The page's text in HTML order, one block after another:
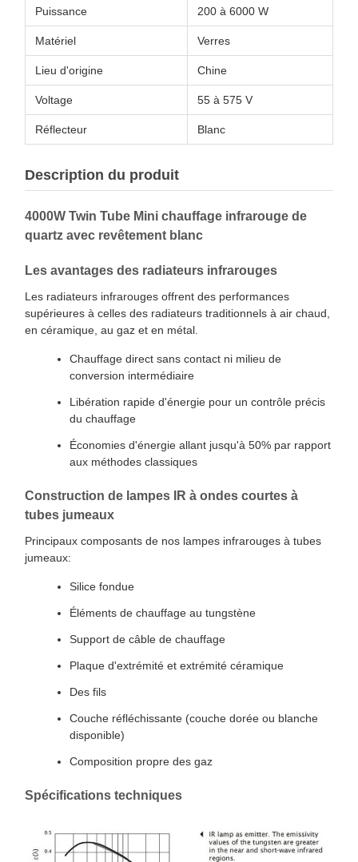
Puissance 200 à 6000 W
Matériel Verres
Lieu d'origine Chine
Voltage 55 à 575 V
Réflecteur Blanc
Description du produit
4000W Twin Tube Mini chauffage infrarouge de
quartz avec revêtement blanc
Les avantages des radiateurs infrarouges
Les radiateurs infrarouges offrent des performances
supérieures à celles des radiateurs traditionnels à air chaud,
en céramique, au gaz et en métal.
Chauffage direct sans contact ni milieu de
conversion intermédiaire
Libération rapide d'énergie pour un contrôle précis
du chauffage
Économies d'énergie allant jusqu'à 50% par rapport
aux méthodes classiques
Construction de lampes IR à ondes courtes à
tubes jumeaux
Principaux composants de nos lampes infrarouges à tubes
jumeaux:
Silice fondue
Éléments de chauffage au tungstène
Support de câble de chauffage
Plaque d'extrémité et extrémité céramique
Des fils
Couche réfléchissante (couche dorée ou blanche
disponible)
Composition propre des gaz
Spécifications techniques